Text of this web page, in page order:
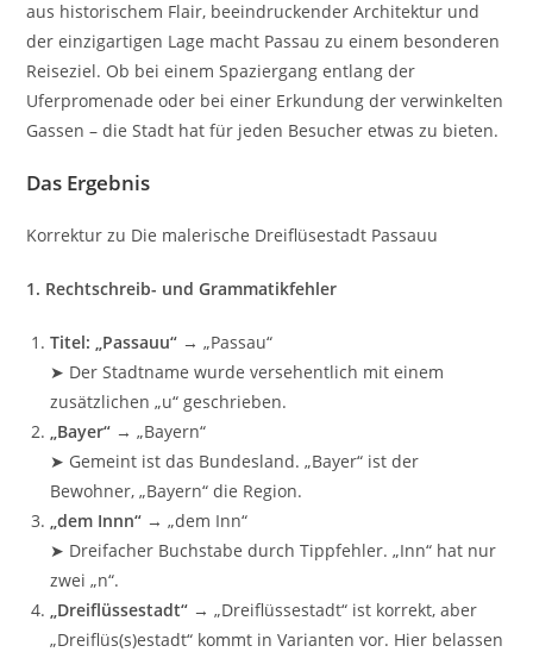
aus historischem Flair, beeindruckender Architektur und
der einzigartigen Lage macht Passau zu einem besonderen
Reiseziel. Ob bei einem Spaziergang entlang der
Uferpromenade oder bei einer Erkundung der verwinkelten
Gassen – die Stadt hat für jeden Besucher etwas zu bieten.
Das Ergebnis
Korrektur zu Die malerische Dreiflüsestadt Passauu
1. Rechtschreib- und Grammatikfehler
Titel: „Passauu“ → „Passau“
➤ Der Stadtname wurde versehentlich mit einem
zusätzlichen „u“ geschrieben.
„Bayer“ → „Bayern“
➤ Gemeint ist das Bundesland. „Bayer“ ist der
Bewohner, „Bayern“ die Region.
„dem Innn“ → „dem Inn“
➤ Dreifacher Buchstabe durch Tippfehler. „Inn“ hat nur
zwei „n“.
„Dreiflüssestadt“ → „Dreiflüssestadt“ ist korrekt, aber
„Dreiflüs(s)estadt“ kommt in Varianten vor. Hier belassen